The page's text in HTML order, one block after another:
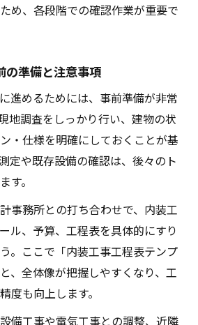
め、各段階での確認作業が重要で
の準備と注意事項
進めるためには、事前準備が非常
地調査をしっかり行い、建物の状
・仕様を明確にしておくことが基
定や既存設備の確認は、後々のト
す。
事務所との打ち合わせで、内装工
ル、予算、工程表を具体的にすり
。ここで「内装工事工程表テンプ
、全体像が把握しやすくなり、工
度も向上します。
備工事や電気工事との調整、近隣